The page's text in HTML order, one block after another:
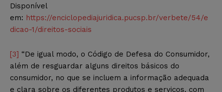
Disponível
em: https://enciclopediajuridica.pucsp.br/verbete/54/e
dicao-1/direitos-sociais
[3] “De igual modo, o Código de Defesa do Consumidor,
além de resguardar alguns direitos básicos do
consumidor, no que se incluem a informação adequada
e clara sobre os diferentes produtos e serviços, com